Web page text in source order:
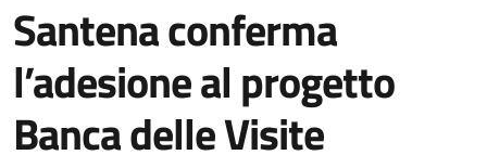
Santena conferma
l’adesione al progetto
Banca delle Visite